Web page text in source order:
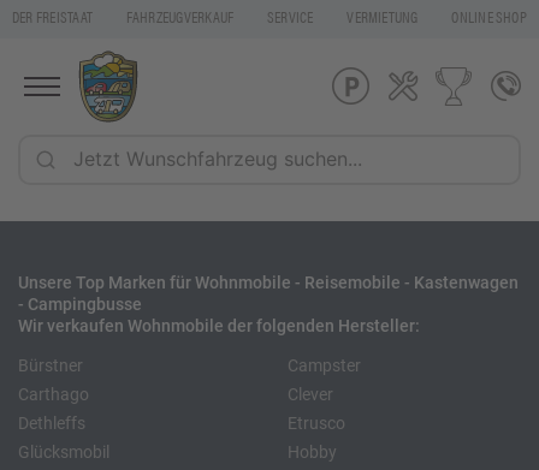
DER FREISTAAT FAHRZEUGVERKAUF SERVICE VERMIETUNG ONLINE SHOP
Unsere Top Marken für Wohnmobile - Reisemobile - Kastenwagen
- Campingbusse
Wir verkaufen Wohnmobile der folgenden Hersteller:
Bürstner
Carthago
Dethleffs
Glücksmobil
Campster
Clever
Etrusco
Hobby